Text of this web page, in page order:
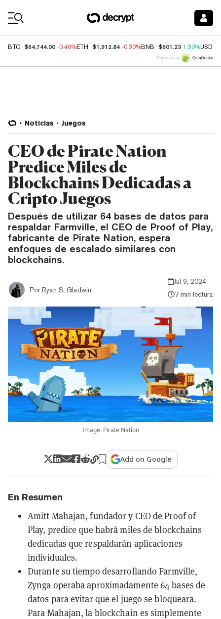
BTC $64,744.00 -0.40%ETH $1,912.84 -0.30%BNB $601.23 1.30%USDC
Price data by
Noticias Juegos
CEO de Pirate Nation
Predice Miles de
Blockchains Dedicadas a
Cripto Juegos
Después de utilizar 64 bases de datos para
respaldar Farmville, el CEO de Proof of Play,
fabricante de Pirate Nation, espera
enfoques de escalado similares con
blockchains.
Por Ryan S. Gladwin
Jul 9, 2024
7 min lectura
Image: Pirate Nation
Add on Google
En Resumen
Amitt Mahajan, fundador y CEO de Proof of
Play, predice que habrá miles de blockchains
dedicadas que respaldarán aplicaciones
individuales.
Durante su tiempo desarrollando Farmville,
Zynga operaba aproximadamente 64 bases de
datos para evitar que el juego se bloqueara.
Para Mahajan, la blockchain es simplemente